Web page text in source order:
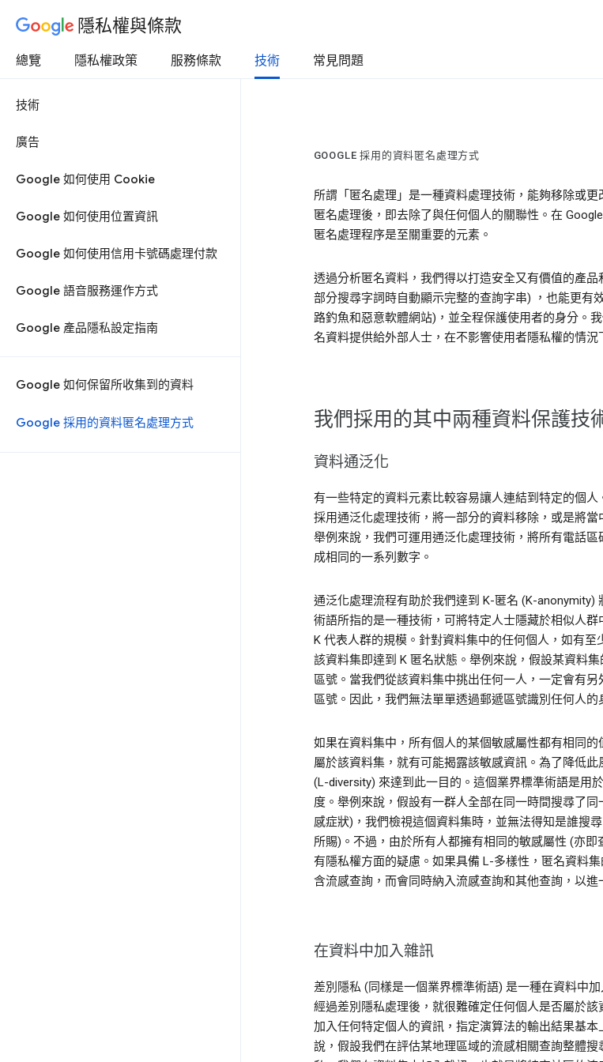
隱私權與條款
總覽 隱私權政策 服務條款 技術 常見問題
技術
廣告
Google 如何使用 Cookie
Google 如何使用位置資訊
Google 如何使用信用卡號碼處理付款
Google 語音服務運作方式
Google 產品隱私設定指南
Google 如何保留所收集到的資料
Google 採用的資料匿名處理方式
GOOGLE 採用的資料匿名處理方式
所謂「匿名處理」是一種資料處理技術，能夠移除或
匿名處理後，即去除了與任何個人的關聯性。在
匿名處理程序是至關重要的元素。
透過分析匿名資料，我們得以打造安全又有價值的產
部分搜尋字詞時自動顯示完整的查詢字串) ，也能更有
路釣魚和惡意軟體網站)，並全程保護使用者的身分。
名資料提供給外部人士，在不影響使用者隱私權的情況
我們採用的其中兩種資料保護技
資料通泛化
有一些特定的資料元素比較容易讓人連結到特定的個人
採用通泛化處理技術，將一部分的資料移除，或是將當
舉例來說，我們可運用通泛化處理技術，將所有電話
成相同的一系列數字。
通泛化處理流程有助於我們達到 K-匿名 (K-anonymity)
術語所指的是一種技術，可將特定人士隱藏於相似人
K 代表人群的規模。針對資料集中的任何個人，如有至
該資料集即達到 K 匿名狀態。舉例來說，假設某資料
區號。當我們從該資料集中挑出任何一人，一定會有
區號。因此，我們無法單單透過郵遞區號識別任何人的
如果在資料集中，所有個人的某個敏感屬性都有相同
屬於該資料集，就有可能揭露該敏感資訊。為了降低
(L-diversity) 來達到此一目的。這個業界標準術語是用
度。舉例來說，假設有一群人全部在同一時間搜尋了
感症狀)，我們檢視這個資料集時，並無法得知是誰搜
所賜)。不過，由於所有人都擁有相同的敏感屬性 (亦
有隱私權方面的疑慮。如果具備 L-多樣性，匿名資料
含流感查詢，而會同時納入流感查詢和其他查詢，以進
在資料中加入雜訊
差別隱私 (同樣是一個業界標準術語) 是一種在資料中
經過差別隱私處理後，就很難確定任何個人是否屬於
加入任何特定個人的資訊，指定演算法的輸出結果基
說，假設我們在評估某地理區域的流感相關查詢整體